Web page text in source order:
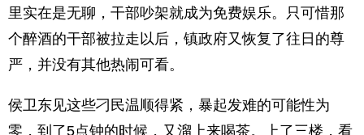
里实在是无聊，干部吵架就成为免费娱乐。只可惜那
个醉酒的干部被拉走以后，镇政府又恢复了往日的尊
严，并没有其他热闹可看。
侯卫东见这些刁民温顺得紧，暴起发难的可能性为
零，到了5点钟的时候，又溜上来喝茶。上了三楼，看